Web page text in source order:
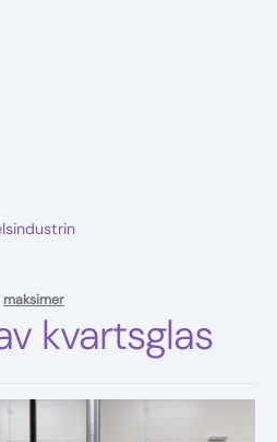
maksimer
kvartsglas